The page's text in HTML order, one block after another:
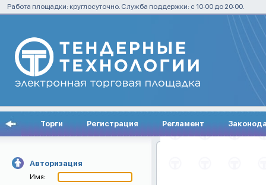
Работа площадки: круглосуточно. Служба поддержки: с 10:00 до 20:00.
Торги Регистрация Регламент
Авторизация
Имя: